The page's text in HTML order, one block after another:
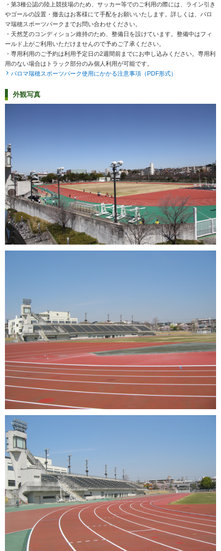
・第3種公認の陸上競技場のため、サッカー等でのご利用の際には、ライン引き
やゴールの設置・撤去はお客様にて手配をお願いいたします。詳しくは、パロ
マ瑞穂スポーツパークまでお問い合わせください。
・天然芝のコンディション維持のため、整備日を設けています。整備中はフィ
ールド上がご利用いただけませんので予めご了承ください。
・専用利用のご予約は利用予定日の2週間前までにお申し込みください。専用利
用のない場合はトラック部分のみ個人利用が可能です。
パロマ瑞穂スポーツパーク使用にかかる注意事項（PDF形式）
外観写真